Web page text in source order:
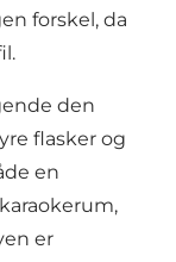
forskel, da
den
flasker og
en
er